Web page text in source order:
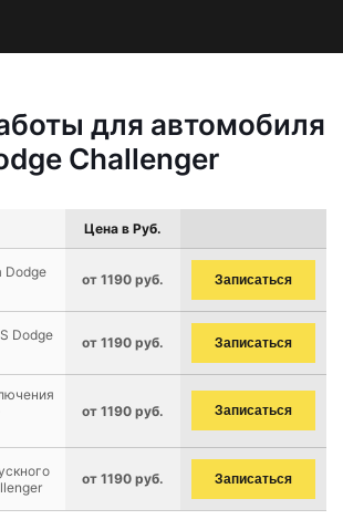
для автомобиля
Challenger
Цена в Руб.
Dodge
от 1190 руб. Записаться
Dodge
от 1190 руб. Записаться
от 1190 руб. Записаться
от 1190 руб. Записаться